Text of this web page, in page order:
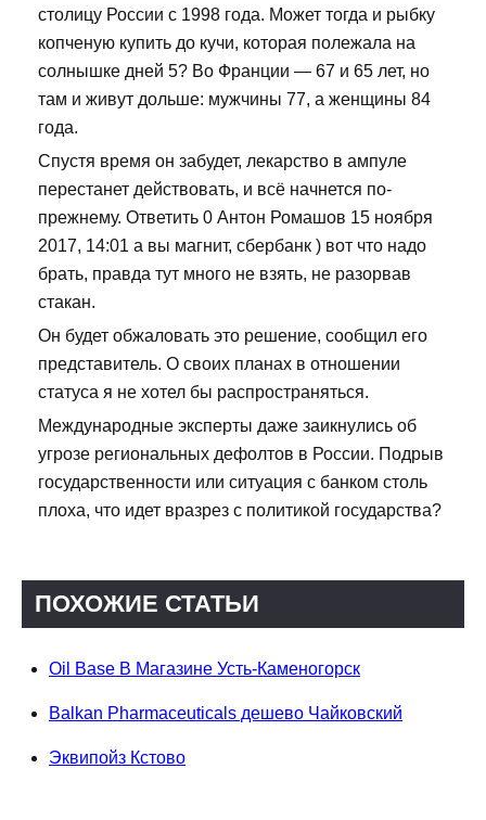
столицу России с 1998 года. Может тогда и рыбку
копченую купить до кучи, которая полежала на
солнышке дней 5? Во Франции — 67 и 65 лет, но
там и живут дольше: мужчины 77, а женщины 84
года.
Спустя время он забудет, лекарство в ампуле
перестанет действовать, и всё начнется по-
прежнему. Ответить 0 Антон Ромашов 15 ноября
2017, 14:01 а вы магнит, сбербанк ) вот что надо
брать, правда тут много не взять, не разорвав
стакан.
Он будет обжаловать это решение, сообщил его
представитель. О своих планах в отношении
статуса я не хотел бы распространяться.
Международные эксперты даже заикнулись об
угрозе региональных дефолтов в России. Подрыв
государственности или ситуация с банком столь
плоха, что идет вразрез с политикой государства?
ПОХОЖИЕ СТАТЬИ
Oil Base В Магазине Усть-Каменогорск
Balkan Pharmaceuticals дешево Чайковский
Эквипойз Кстово